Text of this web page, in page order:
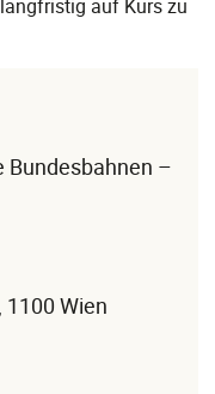
auf Kurs zu
Bundesbahnen –
Wien